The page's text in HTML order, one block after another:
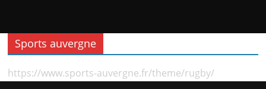
Sports auvergne
https://www.sports-auvergne.fr/theme/rugby/